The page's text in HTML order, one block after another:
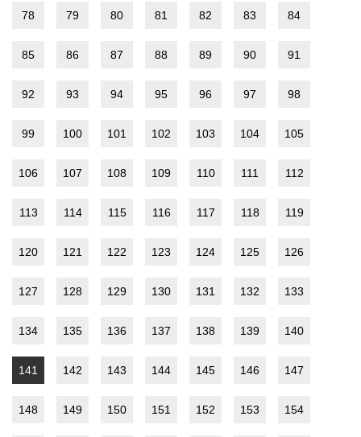
78 79 80 81 82 83 84
85 86 87 88 89 90 91
92 93 94 95 96 97 98
99 100 101 102 103 104 105
106 107 108 109 110 111 112
113 114 115 116 117 118 119
120 121 122 123 124 125 126
127 128 129 130 131 132 133
134 135 136 137 138 139 140
141 142 143 144 145 146 147
148 149 150 151 152 153 154